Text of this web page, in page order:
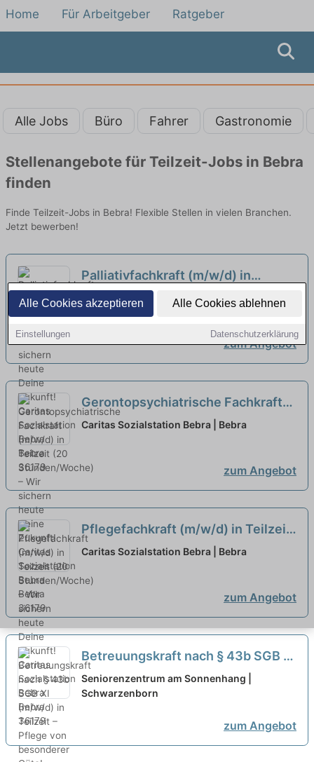
Alle Cookies akzeptieren Alle Cookies ablehnen
Einstellungen Datenschutzerklärung
Home Für Arbeitgeber Ratgeber
Alle Jobs Büro Fahrer Gastronomie
Stellenangebote für Teilzeit-Jobs in Bebra
finden
Finde Teilzeit-Jobs in Bebra! Flexible Stellen in vielen Branchen.
Jetzt bewerben!
Palliativfachkraft (m/w/d) in
Teilzeit (20 Stunden/Woche) – Wir
sichern heute Deine Zukunft!
Caritas Sozialstation Bebra | Bebra
zum Angebot
Gerontopsychiatrische Fachkraft
(m/w/d) in Teilzeit (20
Caritas Sozialstation Bebra | Bebra
zum Angebot
Pflegefachkraft (m/w/d) in Teilzeit
(20 Stunden/Woche) – Wir sichern
Caritas Sozialstation Bebra | Bebra
zum Angebot
Betreuungskraft nach § 43b SGB XI
(m/w/d) in Teilzeit – Pflege von
besonderer Güte!
Seniorenzentrum am Sonnenhang |
Schwarzenborn
zum Angebot